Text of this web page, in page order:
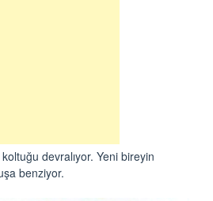
devralıyor. Yeni bireyin
benziyor.